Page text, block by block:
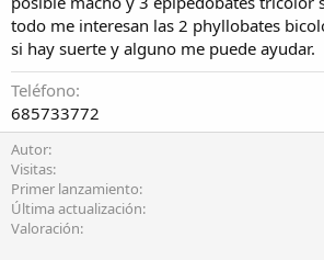
c
r
e
a
ó
todo me interesan las 2 phyllobates
si hay suerte y alguno me puede ayudar.
Teléfono
685733772
Autor
Visitas
Primer lanzamiento
Última actualización
Valoración